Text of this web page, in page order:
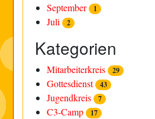
September 1
Juli 2
Kategorien
Mitarbeiterkreis 29
Gottesdienst 43
Jugendkreis 7
C3-Camp 17